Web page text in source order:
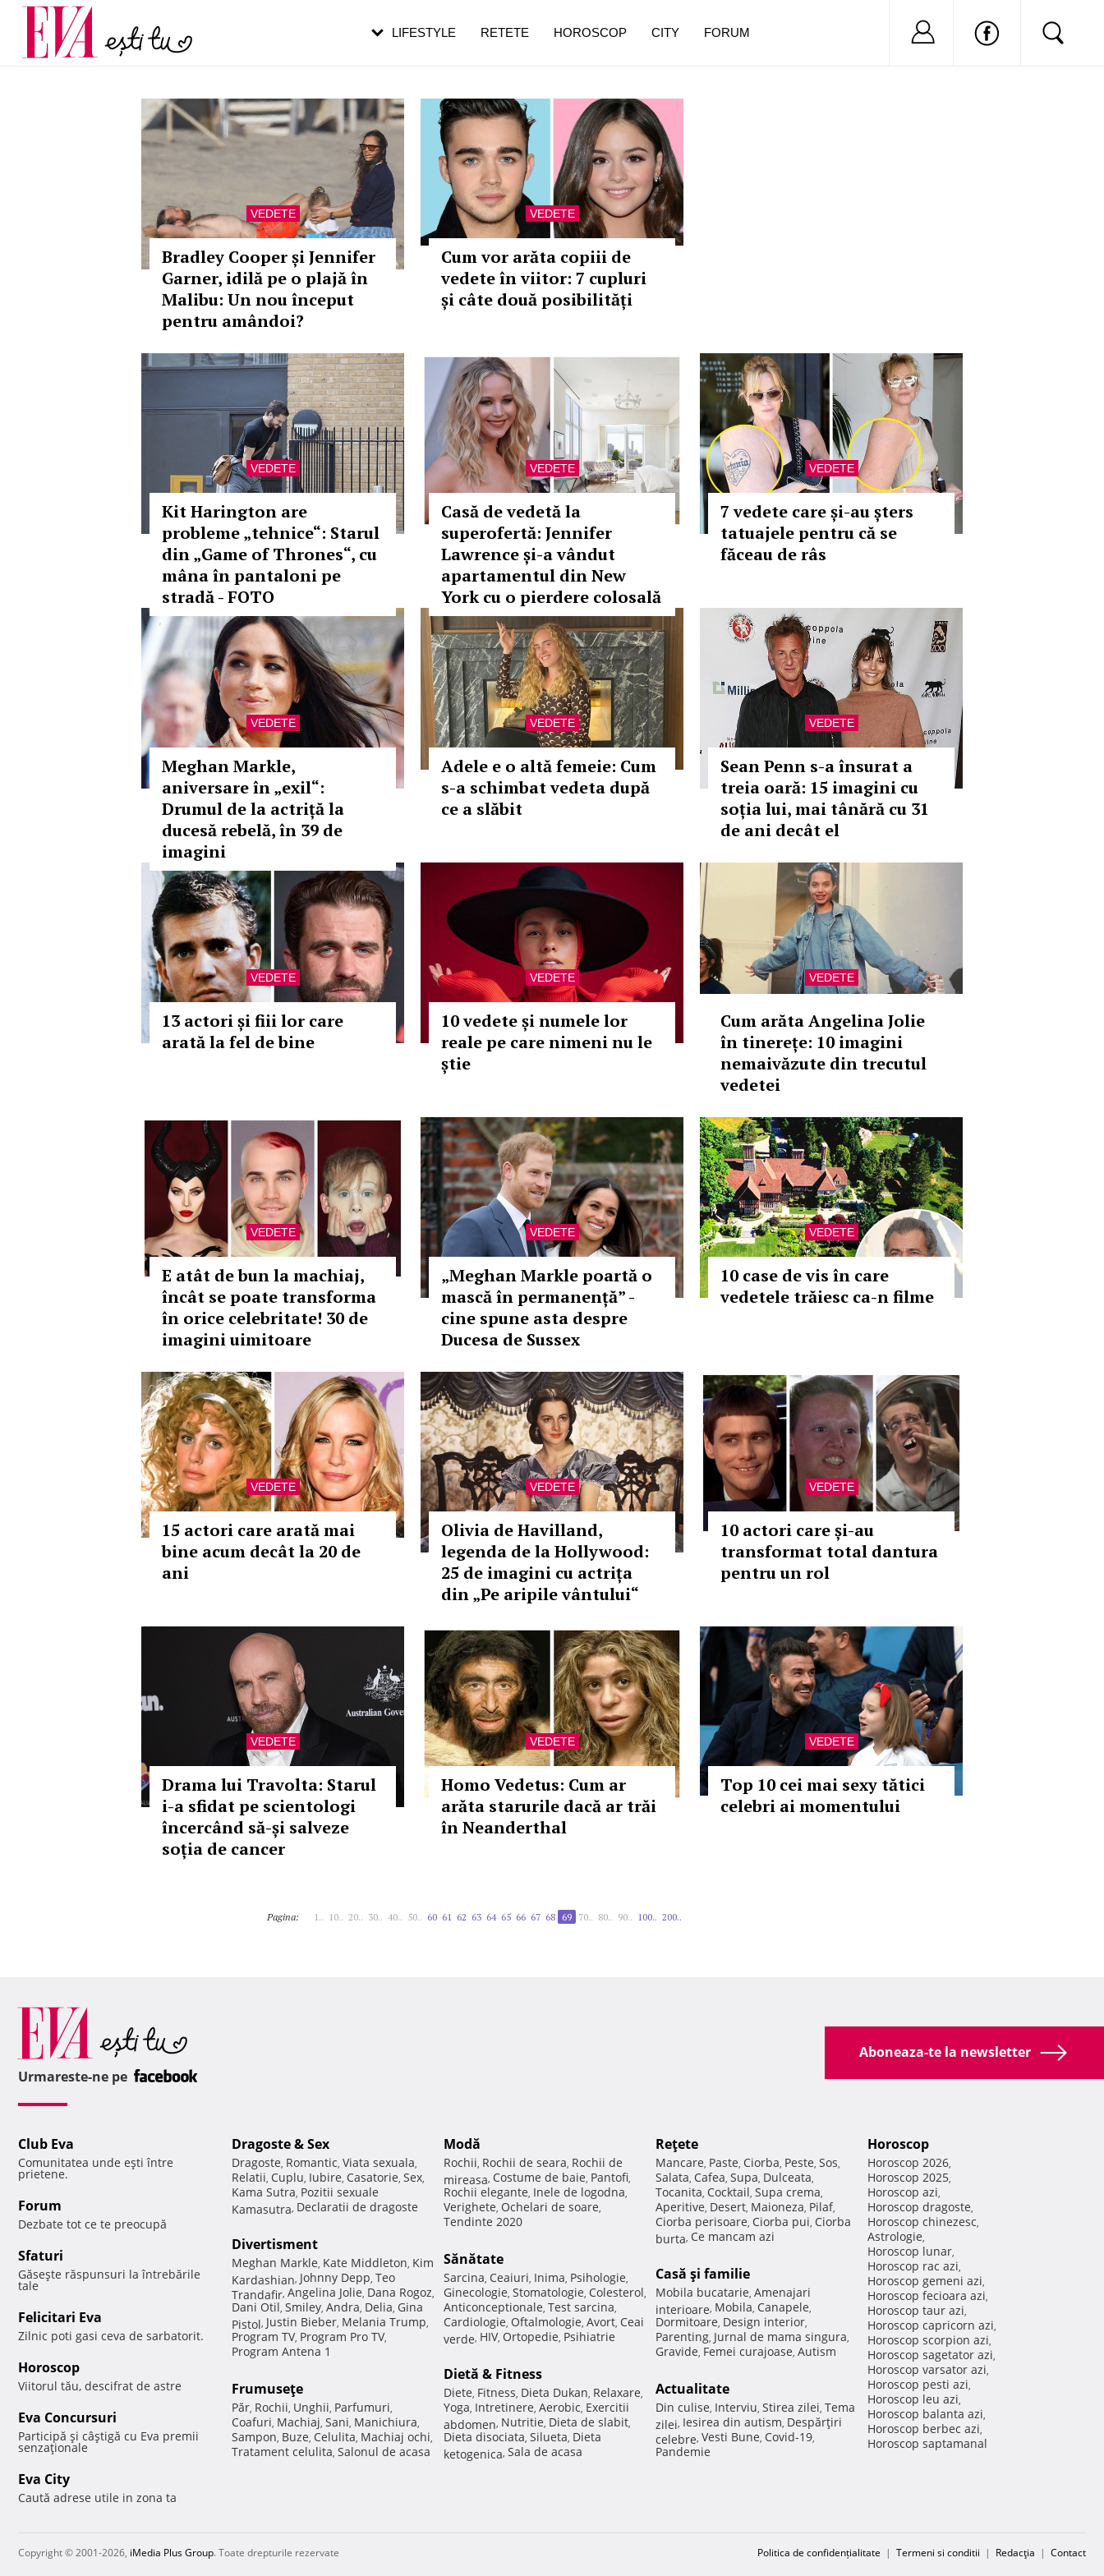
VEDETE
Bradley Cooper și Jennifer
Garner, idilă pe o plajă în
Malibu: Un nou început
pentru amândoi?
VEDETE
Cum vor arăta copiii de
vedete în viitor: 7 cupluri
și câte două posibilități
VEDETE
Kit Harington are
probleme „tehnice“: Starul
din „Game of Thrones“, cu
mâna în pantaloni pe
stradă - FOTO
VEDETE
Casă de vedetă la
superofertă: Jennifer
Lawrence și-a vândut
apartamentul din New
York cu o pierdere colosală
VEDETE
7 vedete care și-au șters
tatuajele pentru că se
făceau de râs
VEDETE
Meghan Markle,
aniversare în „exil“:
Drumul de la actriță la
ducesă rebelă, în 39 de
imagini
VEDETE
Adele e o altă femeie: Cum
s-a schimbat vedeta după
ce a slăbit
VEDETE
Sean Penn s-a însurat a
treia oară: 15 imagini cu
soția lui, mai tânără cu 31
de ani decât el
VEDETE
13 actori și fiii lor care
arată la fel de bine
VEDETE
10 vedete și numele lor
reale pe care nimeni nu le
știe
VEDETE
Cum arăta Angelina Jolie
în tinerețe: 10 imagini
nemaivăzute din trecutul
vedetei
VEDETE
E atât de bun la machiaj,
încât se poate transforma
în orice celebritate! 30 de
imagini uimitoare
VEDETE
„Meghan Markle poartă o
mască în permanență” -
cine spune asta despre
Ducesa de Sussex
VEDETE
10 case de vis în care
vedetele trăiesc ca-n filme
VEDETE
15 actori care arată mai
bine acum decât la 20 de
ani
VEDETE
Olivia de Havilland,
legenda de la Hollywood:
25 de imagini cu actrița
din „Pe aripile vântului“
VEDETE
10 actori care și-au
transformat total dantura
pentru un rol
VEDETE
Drama lui Travolta: Starul
i-a sfidat pe scientologi
încercând să-și salveze
soția de cancer
VEDETE
Homo Vedetus: Cum ar
arăta starurile dacă ar trăi
în Neanderthal
VEDETE
Top 10 cei mai sexy tătici
celebri ai momentului
Pagina: 1.. 10.. 20.. 30.. 40.. 50.. 60 61 62 63 64 65 66 67 68 69 70.. 80.. 90.. 100.. 200..
LIFESTYLE RETETE HOROSCOP CITY FORUM Nu ai cont?
Carieră
Actualitate
pe măsură ce înaintezi în vârstă
de dureroasă este investigația
Aboneaza-te la newsletter
Urmareste-ne pe
Club Eva
Comunitatea unde eşti între
prietene.
Forum
Dezbate tot ce te preocupă
Sfaturi
Găseşte răspunsuri la întrebările
tale
Felicitari Eva
Zilnic poti gasi ceva de sarbatorit.
Horoscop
Viitorul tău, descifrat de astre
Eva Concursuri
Participă şi câştigă cu Eva premii
senzaţionale
Eva City
Caută adrese utile in zona ta
Dragoste & Sex
Dragoste, Romantic, Viata sexuala,
Relatii, Cuplu, Iubire, Casatorie, Sex,
Kama Sutra, Pozitii sexuale
Kamasutra, Declaratii de dragoste
Divertisment
Meghan Markle, Kate Middleton, Kim
Kardashian, Johnny Depp, Teo
Trandafir, Angelina Jolie, Dana Rogoz,
Dani Otil, Smiley, Andra, Delia, Gina
Pistol, Justin Bieber, Melania Trump,
Program TV, Program Pro TV,
Program Antena 1
Frumuseţe
Păr, Rochii, Unghii, Parfumuri,
Coafuri, Machiaj, Sani, Manichiura,
Sampon, Buze, Celulita, Machiaj ochi,
Tratament celulita, Salonul de acasa
Modă
Rochii, Rochii de seara, Rochii de
mireasa, Costume de baie, Pantofi,
Rochii elegante, Inele de logodna,
Verighete, Ochelari de soare,
Tendinte 2020
Sănătate
Sarcina, Ceaiuri, Inima, Psihologie,
Ginecologie, Stomatologie, Colesterol,
Anticonceptionale, Test sarcina,
Cardiologie, Oftalmologie, Avort, Ceai
verde, HIV, Ortopedie, Psihiatrie
Dietă & Fitness
Diete, Fitness, Dieta Dukan, Relaxare,
Yoga, Intretinere, Aerobic, Exercitii
abdomen, Nutritie, Dieta de slabit,
Dieta disociata, Silueta, Dieta
ketogenica, Sala de acasa
Reţete
Mancare, Paste, Ciorba, Peste, Sos,
Salata, Cafea, Supa, Dulceata,
Tocanita, Cocktail, Supa crema,
Aperitive, Desert, Maioneza, Pilaf,
Ciorba perisoare, Ciorba pui, Ciorba
burta, Ce mancam azi
Casă şi familie
Mobila bucatarie, Amenajari
interioare, Mobila, Canapele,
Dormitoare, Design interior,
Parenting, Jurnal de mama singura,
Gravide, Femei curajoase, Autism
Actualitate
Din culise, Interviu, Stirea zilei, Tema
zilei, Iesirea din autism, Despărţiri
celebre, Vesti Bune, Covid-19,
Pandemie
Horoscop
Horoscop 2026,
Horoscop 2025,
Horoscop azi,
Horoscop dragoste,
Horoscop chinezesc,
Astrologie,
Horoscop lunar,
Horoscop rac azi,
Horoscop gemeni azi,
Horoscop fecioara azi,
Horoscop taur azi,
Horoscop capricorn azi,
Horoscop scorpion azi,
Horoscop sagetator azi,
Horoscop varsator azi,
Horoscop pesti azi,
Horoscop leu azi,
Horoscop balanta azi,
Horoscop berbec azi,
Horoscop saptamanal
Copyright © 2001-2026, iMedia Plus Group. Toate drepturile rezervate Politica de confidențialitate | Termeni si conditii | Redacţia | Contact